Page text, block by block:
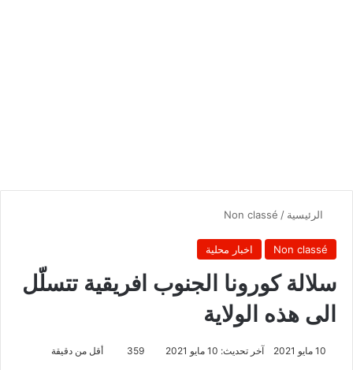
الرئيسية /
Non classé
Non classé اخبار محلية
سلالة كورونا الجنوب افريقية تتسلّل
الى هذه الولاية
10 مايو 2021 آخر تحديث: 10 مايو 2021 359 أقل من دقيقة